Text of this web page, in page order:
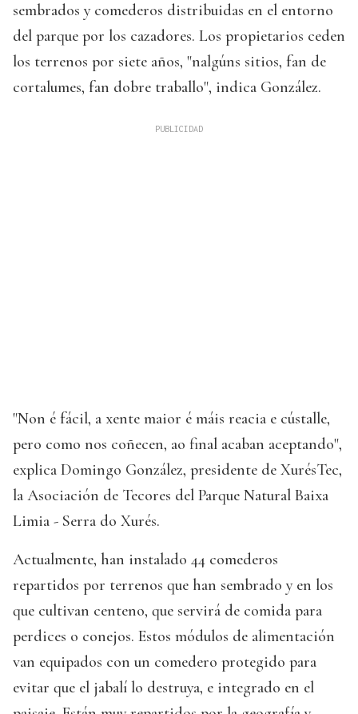
sembrados y comederos distribuidas en el entorno
del parque por los cazadores. Los propietarios ceden
los terrenos por siete años, "nalgúns sitios, fan de
cortalumes, fan dobre traballo", indica González.
"Non é fácil, a xente maior é máis reacia e cústalle,
pero como nos coñecen, ao final acaban aceptando",
explica Domingo González, presidente de XurésTec,
la Asociación de Tecores del Parque Natural Baixa
Limia - Serra do Xurés.
Actualmente, han instalado 44 comederos
repartidos por terrenos que han sembrado y en los
que cultivan centeno, que servirá de comida para
perdices o conejos. Estos módulos de alimentación
van equipados con un comedero protegido para
evitar que el jabalí lo destruya, e integrado en el